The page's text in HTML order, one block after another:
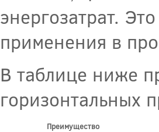
энергозатрат.
применения в
В таблице ниже
горизонтальных
Преимущество